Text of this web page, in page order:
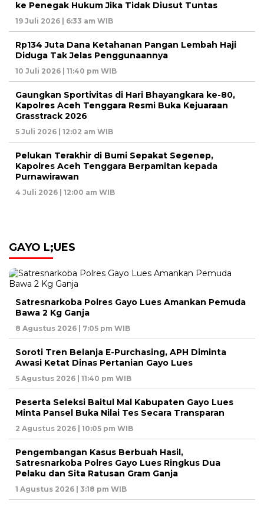
ke Penegak Hukum Jika Tidak Diusut Tuntas
19 Juli 2026 | 6:33 am WIB
Rp134 Juta Dana Ketahanan Pangan Lembah Haji
Diduga Tak Jelas Penggunaannya
10 Juli 2026 | 11:40 pm WIB
Gaungkan Sportivitas di Hari Bhayangkara ke-80,
Kapolres Aceh Tenggara Resmi Buka Kejuaraan
Grasstrack 2026
5 Juli 2026 | 12:02 am WIB
Pelukan Terakhir di Bumi Sepakat Segenep,
Kapolres Aceh Tenggara Berpamitan kepada
Purnawirawan
4 Juli 2026 | 12:00 am WIB
GAYO L;UES
Satresnarkoba Polres Gayo Lues Amankan Pemuda
Bawa 2 Kg Ganja
8 Agustus 2026 | 7:05 pm WIB
Soroti Tren Belanja E-Purchasing, APH Diminta
Awasi Ketat Dinas Pertanian Gayo Lues
5 Agustus 2026 | 11:40 pm WIB
Peserta Seleksi Baitul Mal Kabupaten Gayo Lues
Minta Pansel Buka Nilai Tes Secara Transparan
2 Agustus 2026 | 10:05 pm WIB
Pengembangan Kasus Berbuah Hasil,
Satresnarkoba Polres Gayo Lues Ringkus Dua
Pelaku dan Sita Ratusan Gram Ganja
1 Agustus 2026 | 3:18 pm WIB